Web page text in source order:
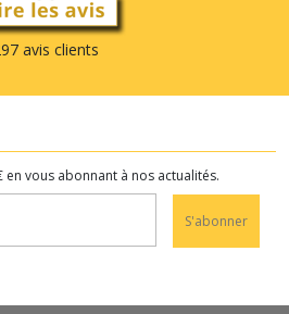
avis clients
vous abonnant à nos actualités.
S'abonner